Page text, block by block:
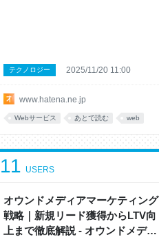
www.hatena.ne.jp
テクノロジー 2025/11/20 11:00
Webサービス あとで読む web
オウンドメディアマーケティング
戦略｜新規リード獲得からLTV向
上まで徹底解説 - オウンドメディ
11 USERS